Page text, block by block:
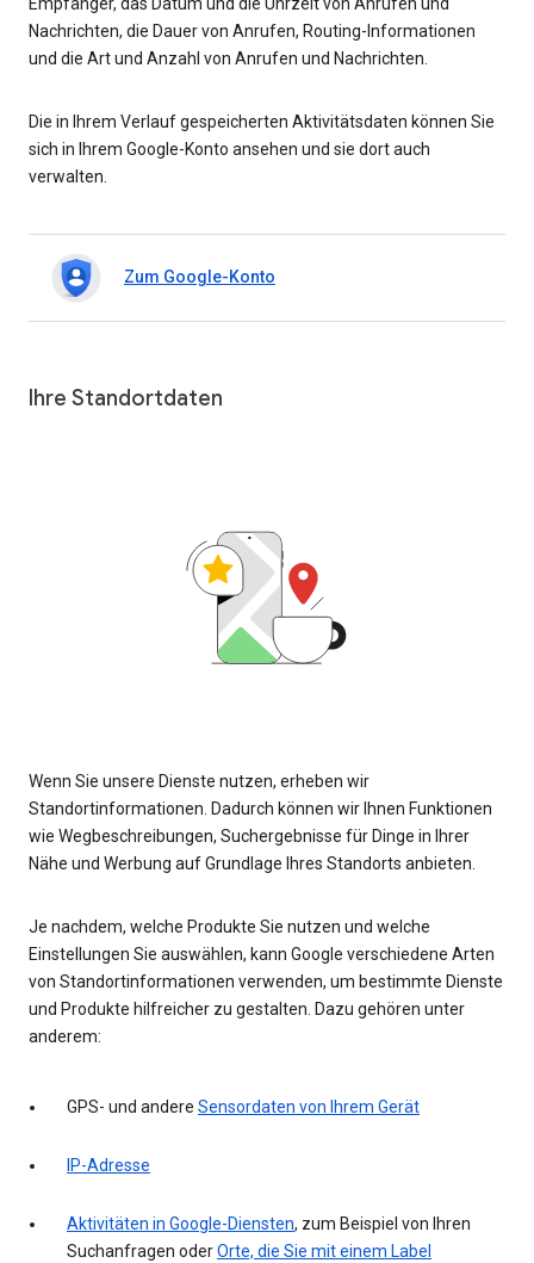
Empfänger, das Datum und die Uhrzeit von Anrufen und
Nachrichten, die Dauer von Anrufen, Routing-Informationen
und die Art und Anzahl von Anrufen und Nachrichten.
Die in Ihrem Verlauf gespeicherten Aktivitätsdaten können Sie
sich in Ihrem Google-Konto ansehen und sie dort auch
verwalten.
Zum Google-Konto
Ihre Standortdaten
Wenn Sie unsere Dienste nutzen, erheben wir
Standortinformationen. Dadurch können wir Ihnen Funktionen
wie Wegbeschreibungen, Suchergebnisse für Dinge in Ihrer
Nähe und Werbung auf Grundlage Ihres Standorts anbieten.
Je nachdem, welche Produkte Sie nutzen und welche
Einstellungen Sie auswählen, kann Google verschiedene Arten
von Standortinformationen verwenden, um bestimmte Dienste
und Produkte hilfreicher zu gestalten. Dazu gehören unter
anderem:
GPS- und andere Sensordaten von Ihrem Gerät
IP-Adresse
Aktivitäten in Google-Diensten, zum Beispiel von Ihren
Suchanfragen oderOrte, die Sie mit einem Label